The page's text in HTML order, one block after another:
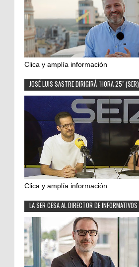
Clica y amplía información
JOSÉ LUIS SASTRE DIRIGIRÁ "HORA 25" (SER)
Clica y amplía información
LA SER CESA AL DIRECTOR DE INFORMATIVOS